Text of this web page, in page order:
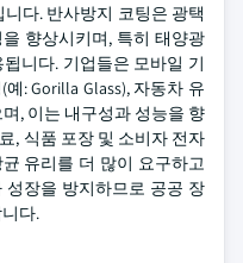
다. 반사방지 코팅은 광택
향상시키며, 특히 태양광
니다. 기업들은 모바일 기
: Gorilla Glass), 자동차 유
, 이는 내구성과 성능을 향
, 식품 포장 및 소비자 전자
유리를 더 많이 요구하고
성장을 방지하므로 공공 장
다.